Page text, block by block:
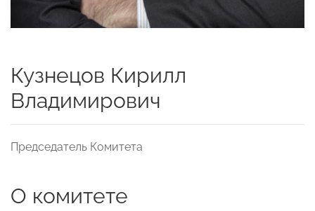
Кузнецов Кирилл
Владимирович
Председатель Комитета
О комитете